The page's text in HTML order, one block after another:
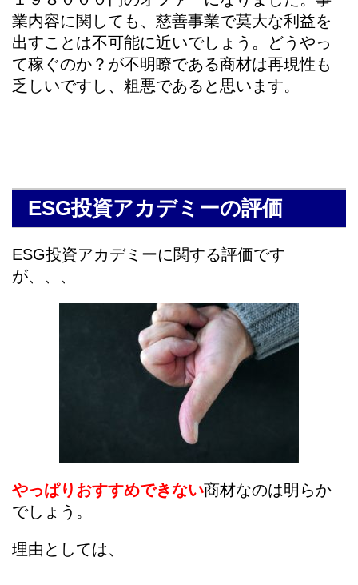
業内容に関しても、慈善事業で莫大な利益を
出すことは不可能に近いでしょう。どうやっ
て稼ぐのか？が不明瞭である商材は再現性も
乏しいですし、粗悪であると思います。
ESG投資アカデミーの評価
ESG投資アカデミーに関する評価です
が、、、
やっぱりおすすめできない商材なのは明らか
でしょう。
理由としては、